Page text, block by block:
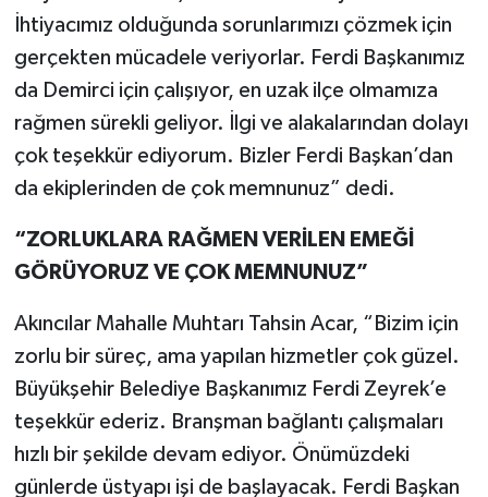
İhtiyacımız olduğunda sorunlarımızı çözmek için
gerçekten mücadele veriyorlar. Ferdi Başkanımız
da Demirci için çalışıyor, en uzak ilçe olmamıza
rağmen sürekli geliyor. İlgi ve alakalarından dolayı
çok teşekkür ediyorum. Bizler Ferdi Başkan’dan
da ekiplerinden de çok memnunuz” dedi.
“ZORLUKLARA RAĞMEN VERİLEN EMEĞİ
GÖRÜYORUZ VE ÇOK MEMNUNUZ”
Akıncılar Mahalle Muhtarı Tahsin Acar, “Bizim için
zorlu bir süreç, ama yapılan hizmetler çok güzel.
Büyükşehir Belediye Başkanımız Ferdi Zeyrek’e
teşekkür ederiz. Branşman bağlantı çalışmaları
hızlı bir şekilde devam ediyor. Önümüzdeki
günlerde üstyapı işi de başlayacak. Ferdi Başkan